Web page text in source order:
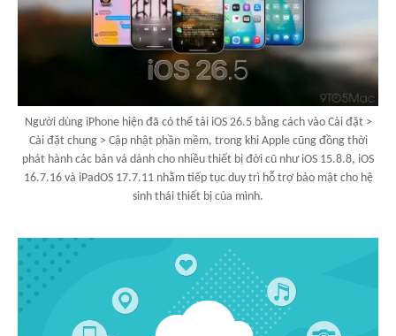
Người dùng iPhone hiện đã có thể tải iOS 26.5 bằng cách vào Cài đặt >
Cài đặt chung > Cập nhật phần mềm, trong khi Apple cũng đồng thời
phát hành các bản vá dành cho nhiều thiết bị đời cũ như iOS 15.8.8, iOS
16.7.16 và iPadOS 17.7.11 nhằm tiếp tục duy trì hỗ trợ bảo mật cho hệ
sinh thái thiết bị của mình.